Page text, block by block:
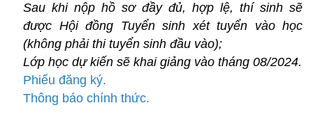
Sau khi nộp hồ sơ đầy đủ, hợp lệ, thí sinh sẽ
được Hội đồng Tuyển sinh xét tuyển vào học
(không phải thi tuyển sinh đầu vào);
Lớp học dự kiến sẽ khai giảng vào tháng 08/2024.
Phiếu đăng ký.
Thông báo chính thức.